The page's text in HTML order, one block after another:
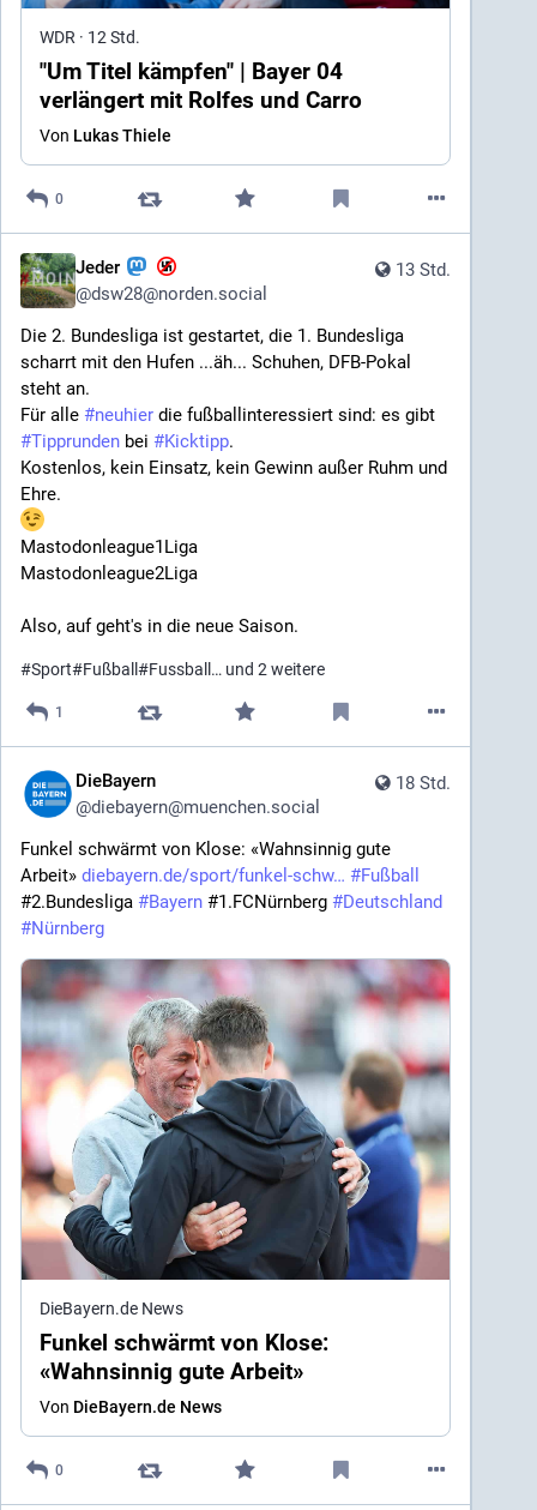
WDR · 12 Std.
"Um Titel kämpfen" | Bayer 04
verlängert mit Rolfes und Carro
Von Lukas Thiele
0
13 Std.
Jeder
@dsw28@norden.social
Die 2. Bundesliga ist gestartet, die 1. Bundesliga
scharrt mit den Hufen ...äh... Schuhen, DFB-Pokal
steht an.
Für alle #neuhier
#Tipprunden bei #Kicktipp.
Kostenlos, kein Einsatz, kein Gewinn außer Ruhm und
Ehre.
Mastodonleague1Liga
Mastodonleague2Liga
Also, auf geht's in die neue Saison.
#Sport#Fußball#Fussball… und 2 weitere
1
18 Std.
DieBayern
@diebayern@muenchen.social
Funkel schwärmt von Klose: «Wahnsinnig gute
Arbeit» diebayern.de/sport/funkel-schw #Fußball
#2.Bundesliga #Bayern #1.FCNürnberg #Deutschland
#Nürnberg
DieBayern.de News
Funkel schwärmt von Klose:
«Wahnsinnig gute Arbeit»
Von DieBayern.de News
0